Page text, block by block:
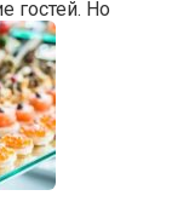
гостей. Но